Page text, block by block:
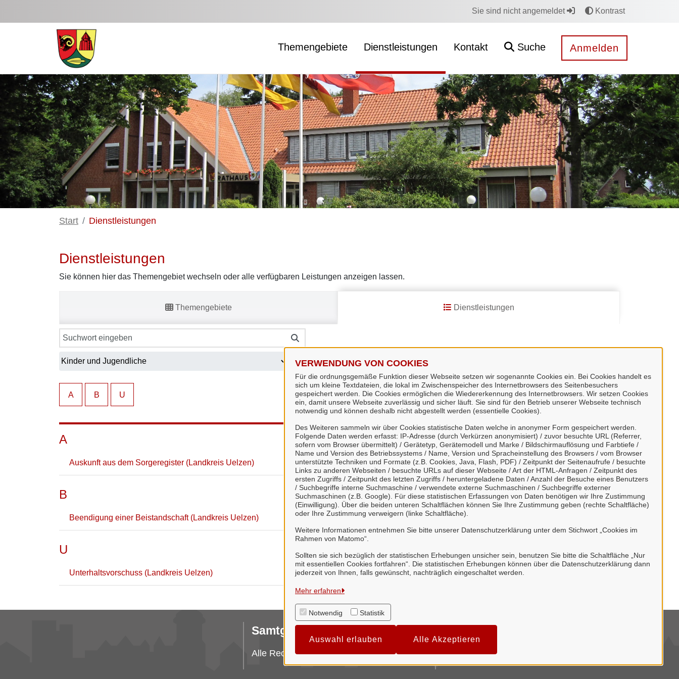
VERWENDUNG VON COOKIES
Für die ordnungsgemäße Funktion dieser Webseite setzen wir sogenannte Cookies ein. Bei Cookies handelt es
sich um kleine Textdateien, die lokal im Zwischenspeicher des Internetbrowsers des Seitenbesuchers
gespeichert werden. Die Cookies ermöglichen die Wiedererkennung des Internetbrowsers. Wir setzen Cookies
ein, damit unsere Webseite zuverlässig und sicher läuft. Sie sind für den Betrieb unserer Webseite technisch
notwendig und können deshalb nicht abgestellt werden (essentielle Cookies).
Des Weiteren sammeln wir über Cookies statistische Daten welche in anonymer Form gespeichert werden.
Folgende Daten werden erfasst: IP-Adresse (durch Verkürzen anonymisiert) / zuvor besuchte URL (Referrer,
sofern vom Browser übermittelt) / Gerätetyp, Gerätemodell und Marke / Bildschirmauflösung und Farbtiefe /
Name und Version des Betriebssystems / Name, Version und Spracheinstellung des Browsers / vom Browser
unterstützte Techniken und Formate (z.B. Cookies, Java, Flash, PDF) / Zeitpunkt der Seitenaufrufe / besuchte
Links zu anderen Webseiten / besuchte URLs auf dieser Webseite / Art der HTML-Anfragen / Zeitpunkt des
ersten Zugriffs / Zeitpunkt des letzten Zugriffs / heruntergeladene Daten / Anzahl der Besuche eines Benutzers
/ Suchbegriffe interne Suchmaschine / verwendete externe Suchmaschinen / Suchbegriffe externer
Suchmaschinen (z.B. Google). Für diese statistischen Erfassungen von Daten benötigen wir Ihre Zustimmung
(Einwilligung). Über die beiden unteren Schaltflächen können Sie Ihre Zustimmung geben (rechte Schaltfläche)
oder Ihre Zustimmung verweigern (linke Schaltfläche).
Weitere Informationen entnehmen Sie bitte unserer Datenschutzerklärung unter dem Stichwort „Cookies im
Rahmen von Matomo“.
Sollten sie sich bezüglich der statistischen Erhebungen unsicher sein, benutzen Sie bitte die Schaltfläche „Nur
mit essentiellen Cookies fortfahren“. Die statistischen Erhebungen können über die Datenschutzerklärung dann
jederzeit von Ihnen, falls gewünscht, nachträglich eingeschaltet werden.
Mehr erfahren
Notwendig Statistik
Auswahl erlauben Alle Akzeptieren
Sie sind nicht angemeldet Kontrast
Themengebiete Dienstleistungen Kontakt Suche Anmelden
Start Dienstleistungen
Dienstleistungen
Sie können hier das Themengebiet wechseln oder alle verfügbaren Leistungen anzeigen lassen.
Themengebiete Dienstleistungen
?
A B U
A
Auskunft aus dem Sorgeregister (Landkreis Uelzen)
B
Beendigung einer Beistandschaft (Landkreis Uelzen)
U
Unterhaltsvorschuss (Landkreis Uelzen)
Samtgemeinde Suderburg
Alle Rechte vorbehalten
Datenschutzerklärung